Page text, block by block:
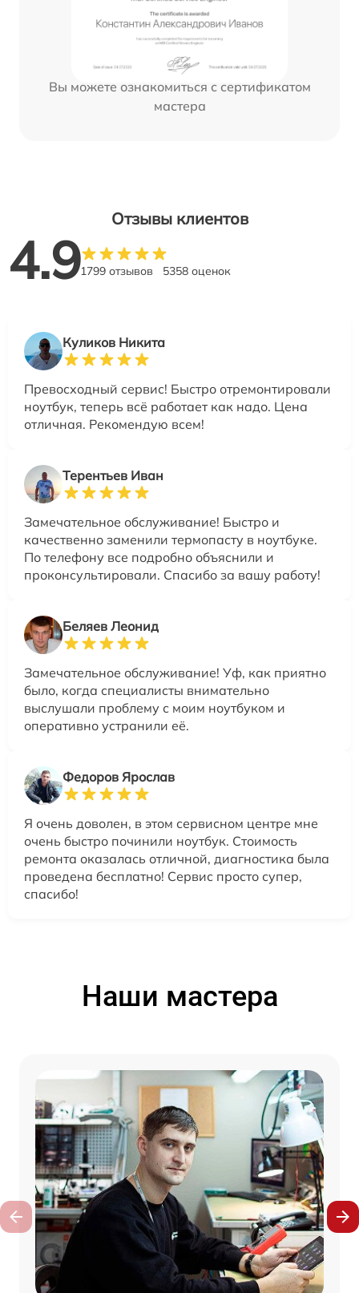
Вы можете ознакомиться с сертификатом
мастера
Отзывы клиентов
4.91799 отзывов 5358 оценок
Куликов Никита
Превосходный сервис! Быстро отремонтировали
ноутбук, теперь всё работает как надо. Цена
отличная. Рекомендую всем!
Терентьев Иван
Замечательное обслуживание! Быстро и
качественно заменили термопасту в ноутбуке.
По телефону все подробно объяснили и
проконсультировали. Спасибо за вашу работу!
Беляев Леонид
Замечательное обслуживание! Уф, как приятно
было, когда специалисты внимательно
выслушали проблему с моим ноутбуком и
оперативно устранили её.
Федоров Ярослав
Я очень доволен, в этом сервисном центре мне
очень быстро починили ноутбук. Стоимость
ремонта оказалась отличной, диагностика была
проведена бесплатно! Сервис просто супер,
спасибо!
Наши мастера